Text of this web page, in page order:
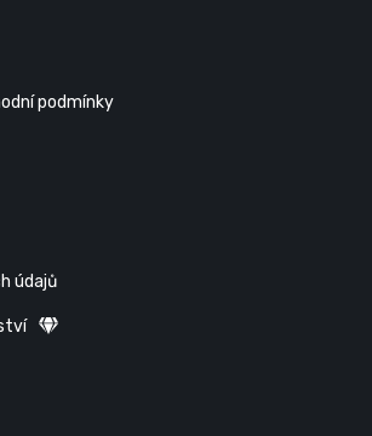
podmínky
údajů